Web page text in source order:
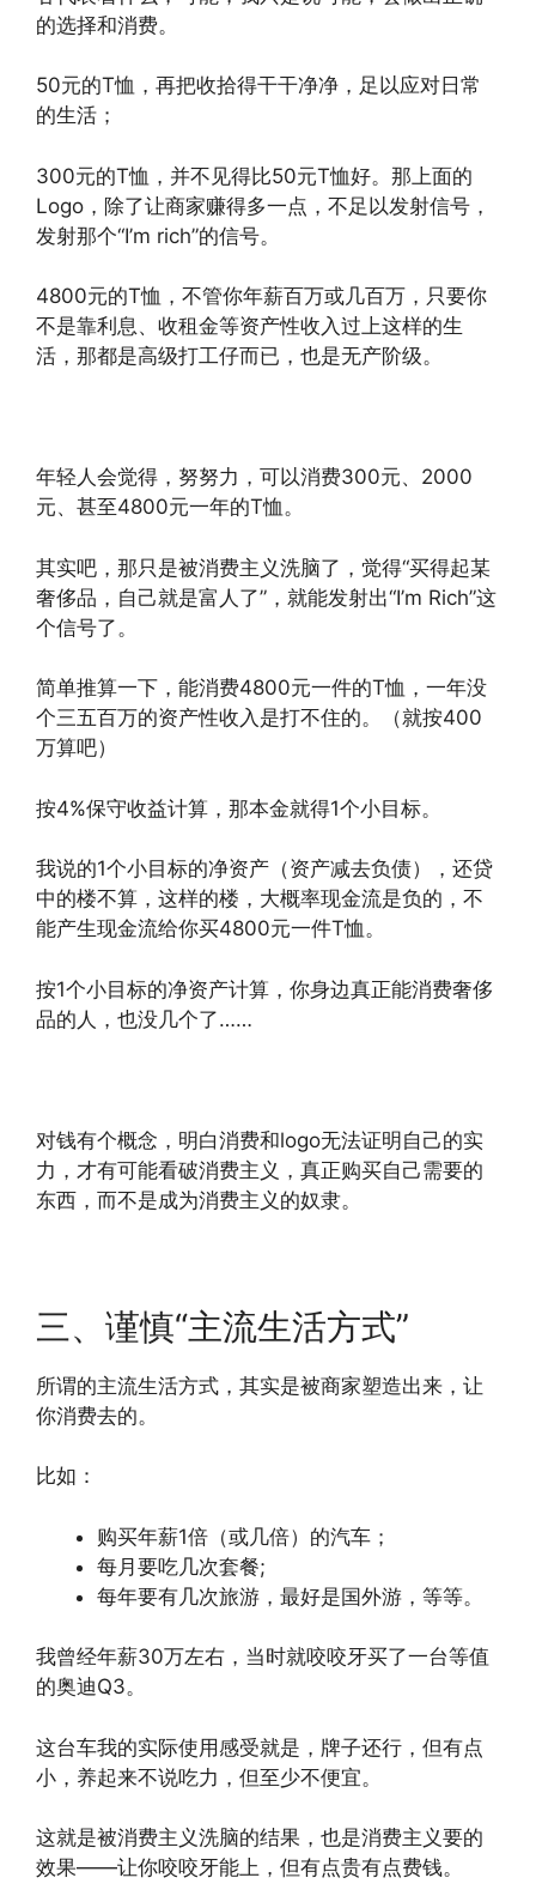
的选择和消费。
50元的T恤，再把收拾得干干净净，足以应对日常
的生活；
300元的T恤，并不见得比50元T恤好。那上面的
Logo，除了让商家赚得多一点，不足以发射信号，
发射那个“I’m rich”的信号。
4800元的T恤，不管你年薪百万或几百万，只要你
不是靠利息、收租金等资产性收入过上这样的生
活，那都是高级打工仔而已，也是无产阶级。
年轻人会觉得，努努力，可以消费300元、2000
元、甚至4800元一年的T恤。
其实吧，那只是被消费主义洗脑了，觉得“买得起某
奢侈品，自己就是富人了”，就能发射出“I’m Rich”这
个信号了。
简单推算一下，能消费4800元一件的T恤，一年没
个三五百万的资产性收入是打不住的。（就按400
万算吧）
按4%保守收益计算，那本金就得1个小目标。
我说的1个小目标的净资产（资产减去负债），还贷
中的楼不算，这样的楼，大概率现金流是负的，不
能产生现金流给你买4800元一件T恤。
按1个小目标的净资产计算，你身边真正能消费奢侈
品的人，也没几个了……
对钱有个概念，明白消费和logo无法证明自己的实
力，才有可能看破消费主义，真正购买自己需要的
东西，而不是成为消费主义的奴隶。
三、谨慎“主流生活方式”
所谓的主流生活方式，其实是被商家塑造出来，让
你消费去的。
比如：
购买年薪1倍（或几倍）的汽车；
每月要吃几次套餐;
每年要有几次旅游，最好是国外游，等等。
我曾经年薪30万左右，当时就咬咬牙买了一台等值
的奥迪Q3。
这台车我的实际使用感受就是，牌子还行，但有点
小，养起来不说吃力，但至少不便宜。
这就是被消费主义洗脑的结果，也是消费主义要的
效果——让你咬咬牙能上，但有点贵有点费钱。